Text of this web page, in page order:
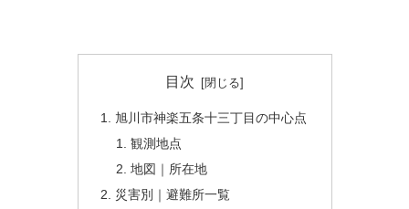
目次
旭川市神楽五条十三丁目の中心点
観測地点
地図｜所在地
災害別｜避難所一覧